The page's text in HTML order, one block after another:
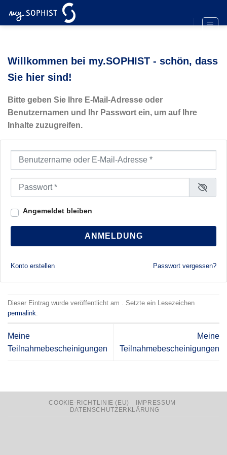
Inhalt
Willkommen bei my.SOPHIST - schön, dass
Sie hier sind!
Bitte geben Sie Ihre E-Mail-Adresse oder
Benutzernamen und Ihr Passwort ein, um auf Ihre
Inhalte zuzugreifen.
Benutzername oder E-Mail-Adresse
Passwort
Angemeldet bleiben
ANMELDUNG
Konto erstellen Passwort vergessen?
Dieser Eintrag wurde veröffentlicht am . Setzte ein Lesezeichen
permalink.
Meine
Teilnahmebescheinigungen
Meine
Teilnahmebescheinigungen
COOKIE-RICHTLINIE (EU)
IMPRESSUM
DATENSCHUTZERKLÄRUNG